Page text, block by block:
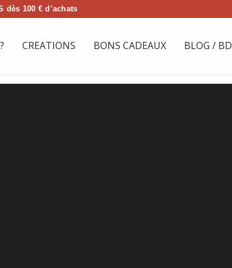
dès 100 € d’achats
CREATIONS BONS CADEAUX BLOG / BD